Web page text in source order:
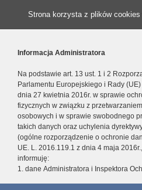
Strona korzysta z plików
Informacja Administratora
Na podstawie art. 13 ust. 1 i 2
Parlamentu Europejskiego i Rady
dnia 27 kwietnia 2016r. w sprawie
fizycznych w związku z
osobowych i w sprawie swobodnego
takich danych oraz uchylenia
(ogólne rozporządzenie o ochronie
UE. L. 2016.119.1 z dnia 4 maja
informuję:
1. dane Administratora i Inspektora